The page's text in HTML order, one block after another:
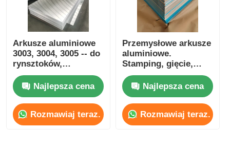
Arkusze aluminiowe
3003, 3004, 3005 -- do
rynsztoków,
materiałów ściennych
i ścian zewnętrznych
-- dostosowalne.
Najlepsza cena
Rozmawiaj teraz.
Przemysłowe arkusze
aluminiowe.
Stamping, gięcie,
spawanie i obróbka
cięcia.
Przystosowane do
urządzeń domowych,
kuchni i łazienki,
dekoracji
Najlepsza cena
Rozmawiaj teraz.